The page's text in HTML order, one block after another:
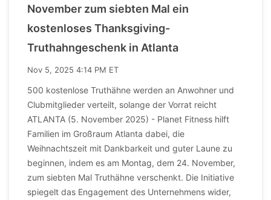
November zum siebten Mal ein
kostenloses Thanksgiving-
Truthahngeschenk in Atlanta
Nov 5, 2025 4:14 PM ET
500 kostenlose Truthähne werden an Anwohner und
Clubmitglieder verteilt, solange der Vorrat reicht
ATLANTA (5. November 2025) - Planet Fitness hilft
Familien im Großraum Atlanta dabei, die
Weihnachtszeit mit Dankbarkeit und guter Laune zu
beginnen, indem es am Montag, dem 24. November,
zum siebten Mal Truthähne verschenkt. Die Initiative
spiegelt das Engagement des Unternehmens wider,